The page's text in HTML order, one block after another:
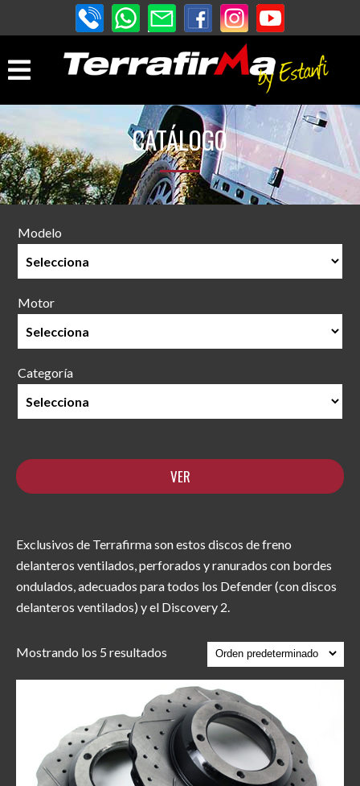
CATÁLOGO
Modelo
Motor
Categoría
Exclusivos de Terrafirma son estos discos de freno
delanteros ventilados, perforados y ranurados con bordes
ondulados, adecuados para todos los Defender (con discos
delanteros ventilados) y el Discovery 2.
Mostrando los 5 resultados